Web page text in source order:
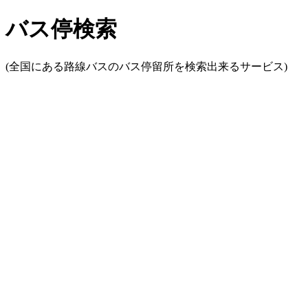
バス停検索
(全国にある路線バスのバス停留所を検索出来るサービス)